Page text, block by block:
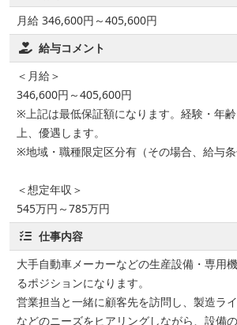
月給 346,600円～405,600円
給与コメント
＜月給＞
346,600円～405,600円
※上記は最低保証額になります。経験・年
上、優遇します。
※地域・職種限定区分有（その場合、給与条
＜想定年収＞
545万円～785万円
仕事内容
大手自動車メーカーなどの生産設備・専用
るポジションになります。
営業担当と一緒に顧客先を訪問し、製造ラ
などのニーズをヒアリングしながら、設備